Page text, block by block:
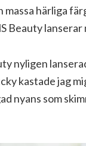
massa härliga
Beauty
nyligen
kastade jag
nyans som